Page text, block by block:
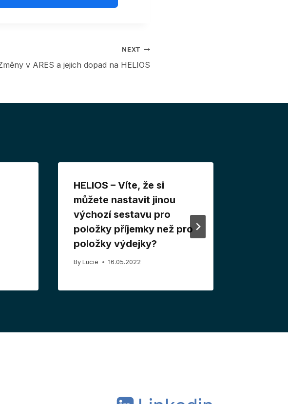
NEXT
v ARES a jejich dopad na HELIOS
HELIOS – Víte, že si
můžete nastavit jinou
výchozí sestavu pro
položky příjemky než pro
položky výdejky?
By Lucie 16.05.2022